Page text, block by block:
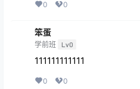
0 0
笨蛋
学前班 Lv0
111111111111
0 0